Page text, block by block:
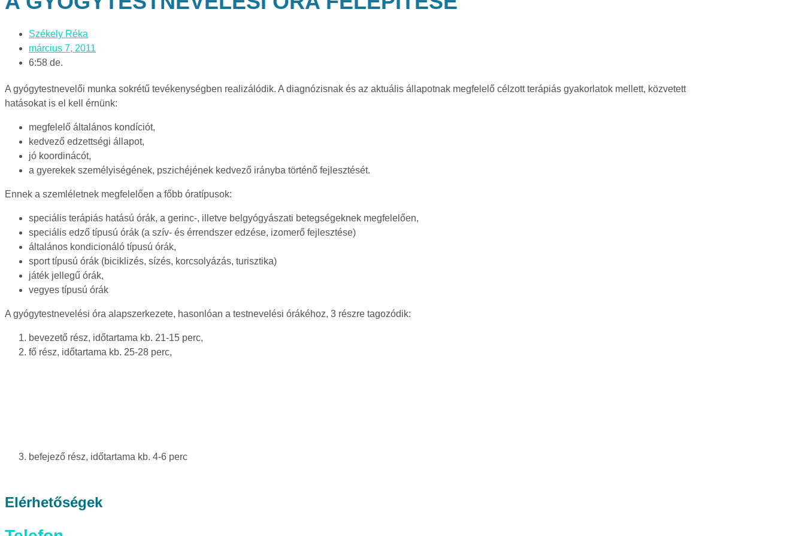
Székely Réka
március 7, 2011
6:58 de.
A gyógytestnevelői munka sokrétű tevékenységben realizálódik. A diagnózisnak és az aktuális állapotnak megfelelő célzott terápiás gyakorlatok mellett, közvetett
hatásokat is el kell érnünk:
megfelelő általános kondíciót,
kedvező edzettségi állapot,
jó koordinácót,
a gyerekek személyiségének, pszichéjének kedvező irányba történő fejlesztését.
Ennek a szemléletnek megfelelően a főbb óratípusok:
speciális terápiás hatású órák, a gerinc-, illetve belgyógyászati betegségeknek megfelelően,
speciális edző típusú órák (a szív- és érrendszer edzése, izomerő fejlesztése)
általános kondicionáló típusú órák,
sport típusú órák (biciklizés, sízés, korcsolyázás, turisztika)
játék jellegű órák,
vegyes típusú órák
A gyógytestnevelési óra alapszerkezete, hasonlóan a testnevelési órákéhoz, 3 részre tagozódik:
bevezető rész, időtartama kb. 21-15 perc,
fő rész, időtartama kb. 25-28 perc,
befejező rész, időtartama kb. 4-6 perc
Elérhetőségek